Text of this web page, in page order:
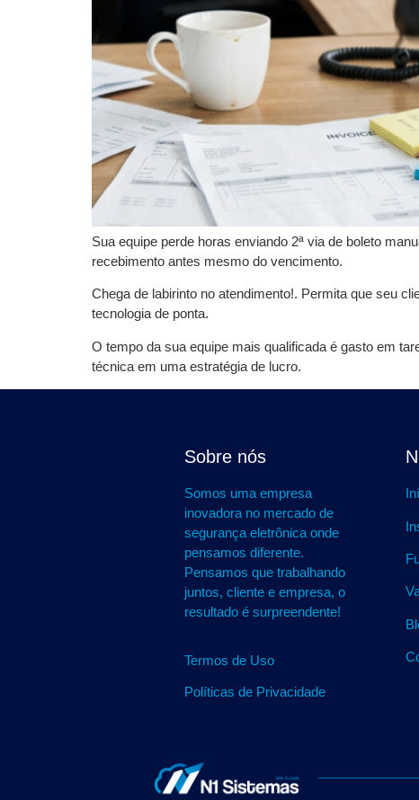
Sua equipe perde horas enviando 2ª via de boleto
recebimento antes mesmo do vencimento.
Chega de labirinto no atendimento!. Permita que seu
tecnologia de ponta.
O tempo da sua equipe mais qualificada é gasto em
técnica em uma estratégia de lucro.
Sobre nós
Somos uma empresa
inovadora no mercado de
segurança eletrônica onde
pensamos diferente.
Pensamos que trabalhando
juntos, cliente e empresa, o
resultado é surpreendente!
Termos de Uso
Políticas de Privacidade